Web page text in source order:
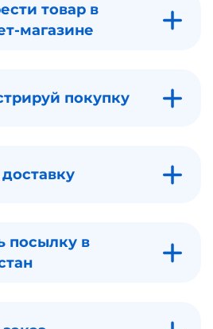
товар в
магазине
покупку
посылку в